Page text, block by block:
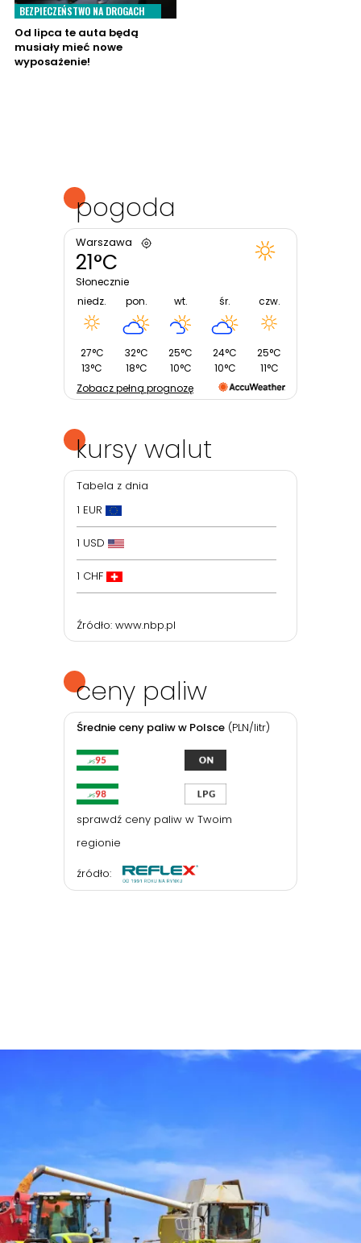
BEZPIECZEŃSTWO NA DROGACH
Od lipca te auta będą
musiały mieć nowe
wyposażenie!
pogoda
Warszawa
21°C
Słonecznie
niedz.
27°C
13°C
pon.
32°C
18°C
wt.
25°C
10°C
śr.
24°C
10°C
czw.
25°C
11°C
Zobacz pełną prognozę
ceny paliw
Średnie ceny paliw w Polsce (PLN/litr)
sprawdź ceny paliw w Twoim
regionie
źródło:
kursy walut
Tabela z dnia
1 EUR
1 USD
1 CHF
Źródło: www.nbp.pl